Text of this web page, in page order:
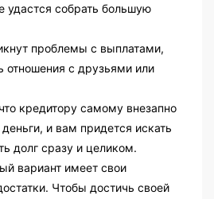
удастся собрать большую
проблемы с выплатами,
отношения с друзьями или
кредитору самому внезапно
и вам придется искать
долг сразу и целиком.
вариант имеет свои
Чтобы достичь своей